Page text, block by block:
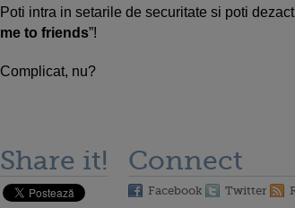
Poti intra in setarile de securitate si poti
me to friends”!
Complicat, nu?
Share it! Connect
Facebook Twitter